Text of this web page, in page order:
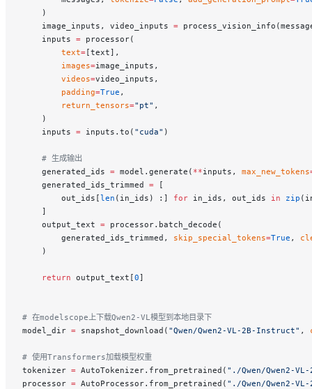
    )
    image_inputs, video_inputs
=
    inputs
= processor(
        text
=[text],
        images
=image_inputs,
        videos
=video_inputs,
        padding
=True ,
        return_tensors
="pt" ,
    )
    inputs
= inputs.to( "cuda" )
    # 生成输出
    generated_ids
= model.generate( **inputs, max_new_tokens
    generated_ids_trimmed
= [
        out_ids[
len (in_ids) :] for in_ids, out_ids in zip
    ]
    output_text
= processor.batch_decode(
        generated_ids_trimmed,
skip_special_tokens=True ,
    )
    return
output_text[0]
# 在modelscope上下载Qwen2-VL模型到本地目录下
model_dir = snapshot_download( "Qwen/Qwen2-VL-2B-Instruct" ,
# 使用Transformers加载模型权重
tokenizer = AutoTokenizer.from_pretrained( "./Qwen/Qwen2-
processor = AutoProcessor.from_pretrained( "./Qwen/Qwen2-